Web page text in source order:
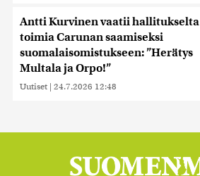
Antti Kurvinen vaatii hallitukselta
toimia Carunan saamiseksi
suomalaisomistukseen: ”Herätys
Multala ja Orpo!”
Uutiset | 24.7.2026 12:48